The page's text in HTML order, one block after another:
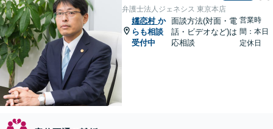
弁護士法人ジェネシス 東京本店
嬬恋村 か
らも相談
受付中
面談方法(対面・電
話・ビデオなど)は
応相談
営業時
間：本日
定休日